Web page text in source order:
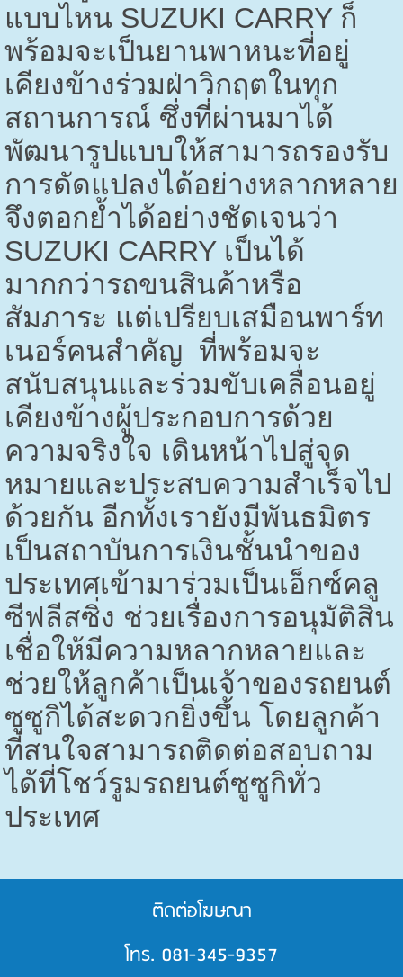
แบบไหน SUZUKI CARRY ก็
พร้อมจะเป็นยานพาหนะที่อยู่
เคียงข้างร่วมฝ่าวิกฤตในทุก
สถานการณ์ ซึ่งที่ผ่านมาได้
พัฒนารูปแบบให้สามารถรองรับ
การดัดแปลงได้อย่างหลากหลาย
จึงตอกย้ำได้อย่างชัดเจนว่า
SUZUKI CARRY เป็นได้
มากกว่ารถขนสินค้าหรือ
สัมภาระ แต่เปรียบเสมือนพาร์ท
เนอร์คนสำคัญ ที่พร้อมจะ
สนับสนุนและร่วมขับเคลื่อนอยู่
เคียงข้างผู้ประกอบการด้วย
ความจริงใจ เดินหน้าไปสู่จุด
หมายและประสบความสำเร็จไป
ด้วยกัน อีกทั้งเรายังมีพันธมิตร
เป็นสถาบันการเงินชั้นนำของ
ประเทศเข้ามาร่วมเป็นเอ็กซ์คลู
ซีฟลีสซิ่ง ช่วยเรื่องการอนุมัติสิน
เชื่อให้มีความหลากหลายและ
ช่วยให้ลูกค้าเป็นเจ้าของรถยนต์
ซูซูกิได้สะดวกยิ่งขึ้น โดยลูกค้า
ที่สนใจสามารถติดต่อสอบถาม
ได้ที่โชว์รูมรถยนต์ซูซูกิทั่ว
ประเทศ
ติดต่อโฆษณา
โทร. 081-345-9357